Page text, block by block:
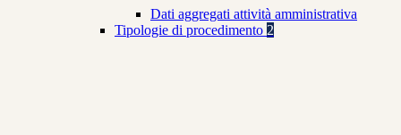
Dati aggregati attività amministrativa
Tipologie di procedimento 2